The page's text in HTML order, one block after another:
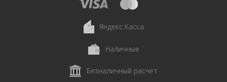
Яндекс.Касса
Наличные
Безналичный расчет